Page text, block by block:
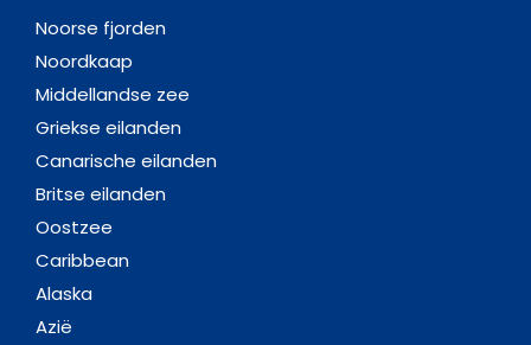
Noorse fjorden
Noordkaap
Middellandse zee
Griekse eilanden
Canarische eilanden
Britse eilanden
Oostzee
Caribbean
Alaska
Azië